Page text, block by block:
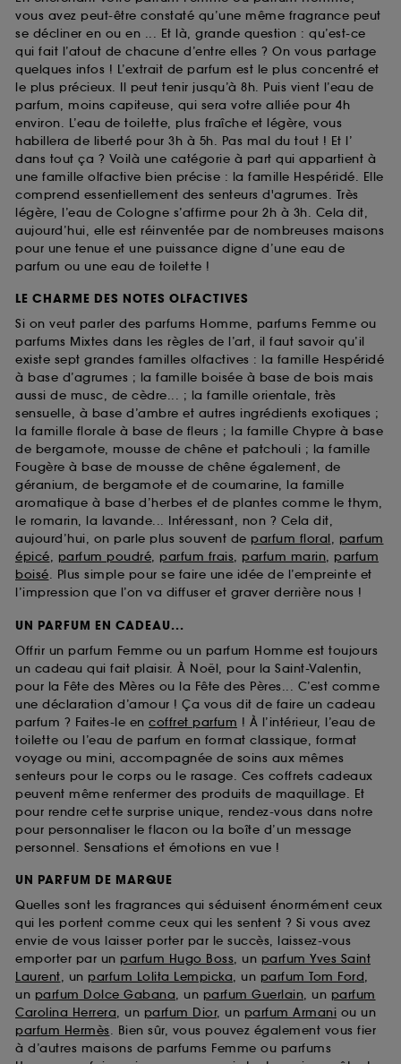
vous avez peut-être constaté qu’une même fragrance peut
se décliner en ou en ... Et là, grande question : qu’est-ce
qui fait l’atout de chacune d’entre elles ? On vous partage
quelques infos ! L’extrait de parfum est le plus concentré et
le plus précieux. Il peut tenir jusqu’à 8h. Puis vient l’eau de
parfum, moins capiteuse, qui sera votre alliée pour 4h
environ. L’eau de toilette, plus fraîche et légère, vous
habillera de liberté pour 3h à 5h. Pas mal du tout ! Et l’
dans tout ça ? Voilà une catégorie à part qui appartient à
une famille olfactive bien précise : la famille Hespéridé. Elle
comprend essentiellement des senteurs d'agrumes. Très
légère, l’eau de Cologne s’affirme pour 2h à 3h. Cela dit,
aujourd’hui, elle est réinventée par de nombreuses maisons
pour une tenue et une puissance digne d’une eau de
parfum ou une eau de toilette !
LE CHARME DES NOTES OLFACTIVES
Si on veut parler des parfums Homme, parfums Femme ou
parfums Mixtes dans les règles de l’art, il faut savoir qu’il
existe sept grandes familles olfactives : la famille Hespéridé
à base d’agrumes ; la famille boisée à base de bois mais
aussi de musc, de cèdre... ; la famille orientale, très
sensuelle, à base d’ambre et autres ingrédients exotiques ;
la famille florale à base de fleurs ; la famille Chypre à base
de bergamote, mousse de chêne et patchouli ; la famille
Fougère à base de mousse de chêne également, de
géranium, de bergamote et de coumarine, la famille
aromatique à base d’herbes et de plantes comme le thym,
le romarin, la lavande... Intéressant, non ? Cela dit,
aujourd’hui, on parle plus souvent de parfum floral, parfum
épicé, parfum poudré, parfum frais, parfum marin, parfum
boisé. Plus simple pour se faire une idée de l’empreinte et
l’impression que l’on va diffuser et graver derrière nous !
UN PARFUM EN CADEAU...
Offrir un parfum Femme ou un parfum Homme est toujours
un cadeau qui fait plaisir. À Noël, pour la Saint-Valentin,
pour la Fête des Mères ou la Fête des Pères... C’est comme
une déclaration d’amour ! Ça vous dit de faire un cadeau
parfum ? Faites-le en coffret parfum ! À l’intérieur, l’eau de
toilette ou l’eau de parfum en format classique, format
voyage ou mini, accompagnée de soins aux mêmes
senteurs pour le corps ou le rasage. Ces coffrets cadeaux
peuvent même renfermer des produits de maquillage. Et
pour rendre cette surprise unique, rendez-vous dans notre
pour personnaliser le flacon ou la boîte d’un message
personnel. Sensations et émotions en vue !
UN PARFUM DE MARQUE
Quelles sont les fragrances qui séduisent énormément ceux
qui les portent comme ceux qui les sentent ? Si vous avez
envie de vous laisser porter par le succès, laissez-vous
emporter par un parfum Hugo Boss, un parfum Yves Saint
Laurent, un parfum Lolita Lempicka, un parfum Tom Ford,
un parfum Dolce Gabana, un parfum Guerlain, un parfum
Carolina Herrera, un parfum Dior, un parfum Armani ou un
parfum Hermès. Bien sûr, vous pouvez également vous fier
à d’autres maisons de parfums Femme ou parfums